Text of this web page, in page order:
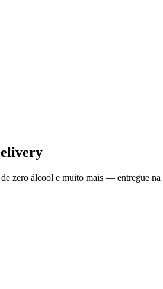
zero álcool e muito mais — entregue na